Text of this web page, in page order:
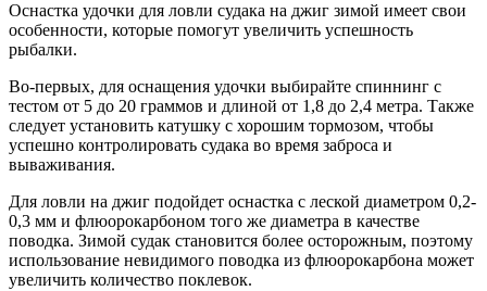
Оснастка удочки для ловли судака на джиг зимой имеет свои
особенности, которые помогут увеличить успешность
рыбалки.
Во-первых, для оснащения удочки выбирайте спиннинг с
тестом от 5 до 20 граммов и длиной от 1,8 до 2,4 метра. Также
следует установить катушку с хорошим тормозом, чтобы
успешно контролировать судака во время заброса и
вываживания.
Для ловли на джиг подойдет оснастка с леской диаметром 0,2-
0,3 мм и флюорокарбоном того же диаметра в качестве
поводка. Зимой судак становится более осторожным, поэтому
использование невидимого поводка из флюорокарбона может
увеличить количество поклевок.